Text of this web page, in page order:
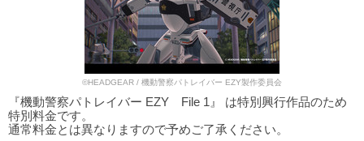
©HEADGEAR / 機動警察パトレイバー EZY製作委員会
『機動警察パトレイバー EZY File 1』 は特別興行作品のため
特別料金です。
通常料金とは異なりますので予めご了承ください。